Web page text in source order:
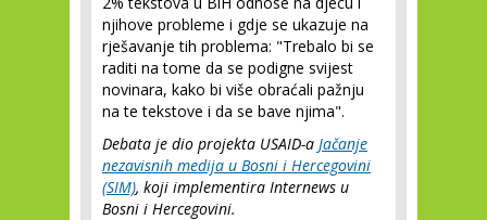
njihove probleme i gdje se ukazuje na
rješavanje tih problema: "Trebalo bi se
raditi na tome da se podigne svijest
novinara, kako bi više obraćali pažnju
na te tekstove i da se bave njima".
Debata je dio projekta USAID-a Jačanje
nezavisnih medija u Bosni i Hercegovini
(SIM), koji implementira Internews u
Bosni i Hercegovini.